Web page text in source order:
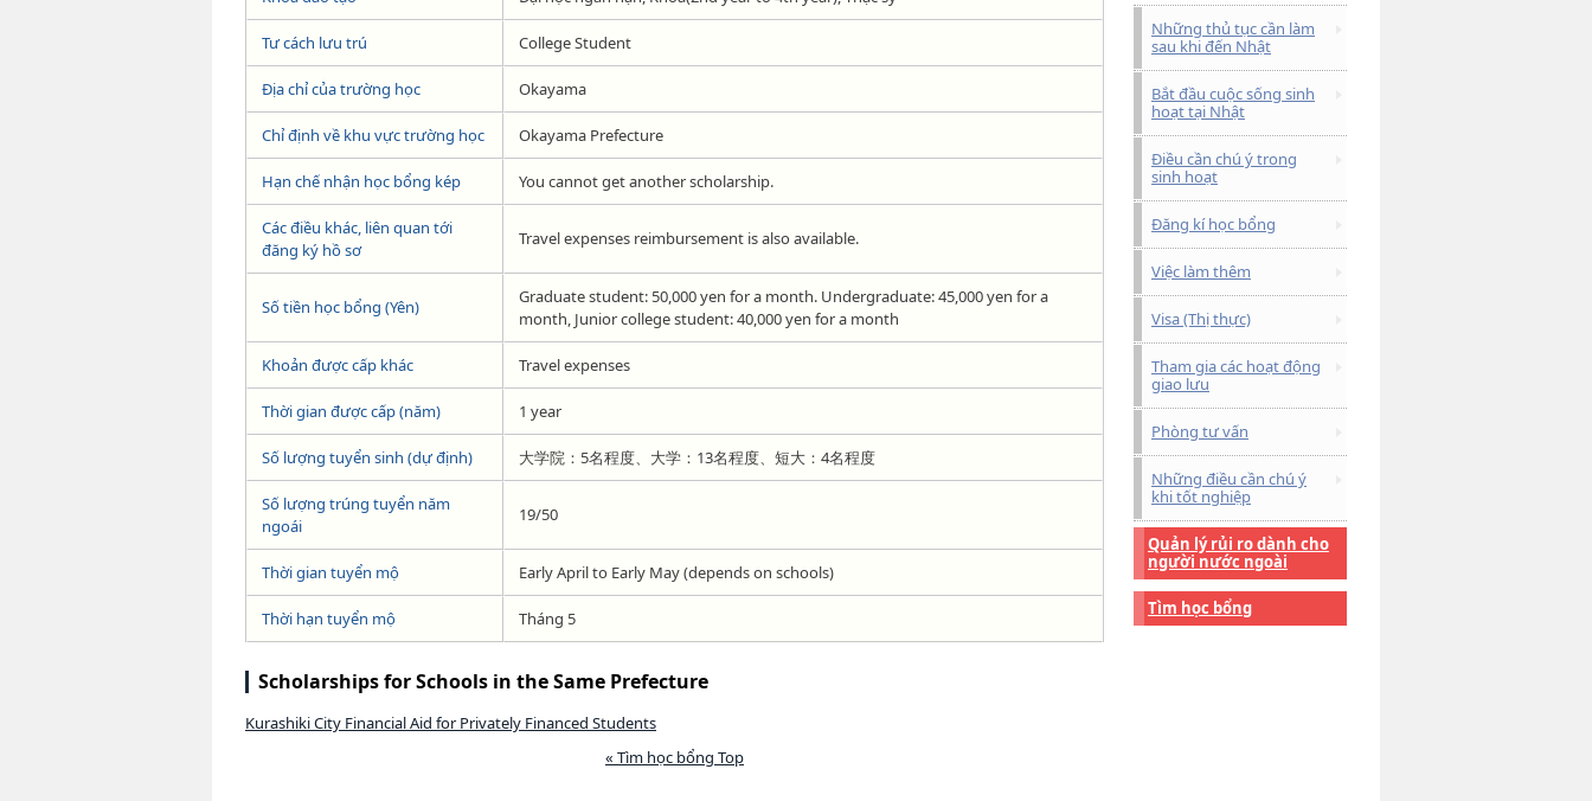
Tư cách lưu trú College Student
Địa chỉ của trường học Okayama
Chỉ định về khu vực trường học Okayama Prefecture
Hạn chế nhận học bổng kép You cannot get another scholarship.
Các điều khác, liên quan tới
đăng ký hồ sơ
Travel expenses reimbursement is also available .
Số tiền học bổng (Yên)
Graduate student: 50,000 yen for a month. Undergraduate: 45,000 yen for a
month, Junior college student: 40,000 yen for a month
Khoản được cấp khác Travel expenses
Thời gian được cấp (năm) 1 year
Số lượng tuyển sinh (dự định) 大学院：5名程度、大学：13名程度、短大：4名程度
Số lượng trúng tuyển năm
ngoái
19/50
Thời gian tuyển mộ Early April to Early May (depends on schools)
Thời hạn tuyển mộ Tháng 5
Scholarships for Schools in the Same Prefecture
Kurashiki City Financial Aid for Privately Financed Students
« Tìm học bổng Top
Những thủ tục cần làm
sau khi đến Nhật
Bắt đầu cuộc sống sinh
hoạt tại Nhật
Điều cần chú ý trong
sinh hoạt
Đăng kí học bổng
Việc làm thêm
Visa (Thị thực)
Tham gia các hoạt động
giao lưu
Phòng tư vấn
Những điều cần chú ý
khi tốt nghiệp
Quản lý rủi ro dành cho
người nước ngoài
Tìm học bổng